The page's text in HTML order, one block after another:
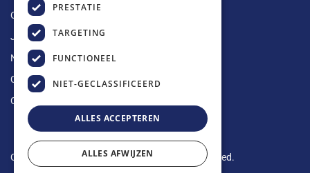
Over ons
Jobs
Nieuws
Contact
Offerte aanvragen
Copyright © 2024 Longin Service. All rights reserved.
PRESTATIE
TARGETING
FUNCTIONEEL
NIET-GECLASSIFICEERD
ALLES ACCEPTEREN
ALLES AFWIJZEN